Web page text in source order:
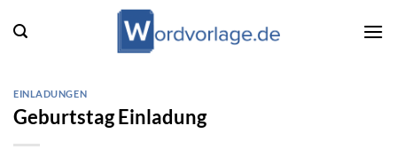
Inhalt
EINLADUNGEN
Geburtstag Einladung